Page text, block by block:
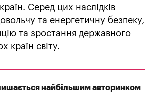
Серед цих наслідків
та енергетичну безпеку,
та зростання державного
країн світу.
найбільшим авторинком